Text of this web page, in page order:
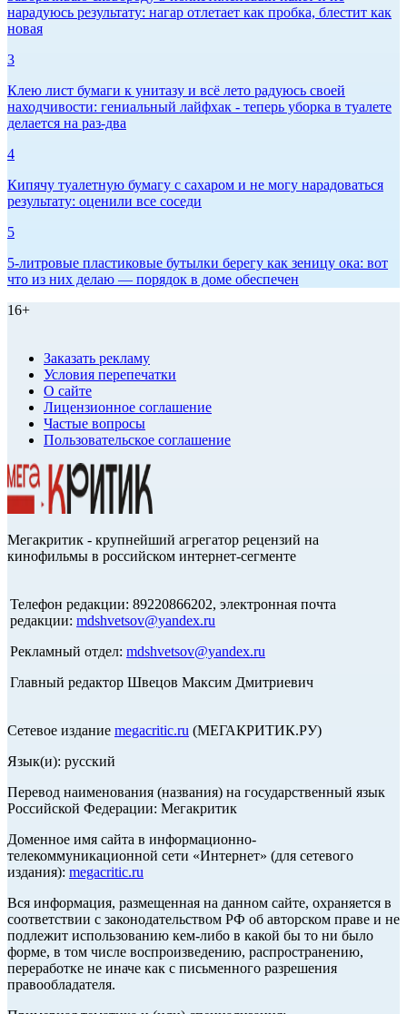
нарадуюсь результату: нагар отлетает как пробка, блестит как
новая
3
Клею лист бумаги к унитазу и всё лето радуюсь своей
находчивости: гениальный лайфхак - теперь уборка в туалете
делается на раз-два
4
Кипячу туалетную бумагу с сахаром и не могу нарадоваться
результату: оценили все соседи
5
5-литровые пластиковые бутылки берегу как зеницу ока: вот
что из них делаю — порядок в доме обеспечен
16+
Заказать рекламу
Условия перепечатки
О сайте
Лицензионное соглашение
Частые вопросы
Пользовательское соглашение
Мегакритик - крупнейший агрегатор рецензий на
кинофильмы в российском интернет-сегменте
Телефон редакции: 89220866202, электронная почта
редакции: mdshvetsov@yandex.ru
Рекламный отдел: mdshvetsov@yandex.ru
Главный редактор Швецов Максим Дмитриевич
Сетевое издание megacritic.ru (МЕГАКРИТИК.РУ)
Язык(и): русский
Перевод наименования (названия) на государственный язык
Российской Федерации: Мегакритик
Доменное имя сайта в информационно-
телекоммуникационной сети «Интернет» (для сетевого
издания): megacritic.ru
Вся информация, размещенная на данном сайте, охраняется в
соответствии с законодательством РФ об авторском праве и не
подлежит использованию кем-либо в какой бы то ни было
форме, в том числе воспроизведению, распространению,
переработке не иначе как с письменного разрешения
правообладателя.